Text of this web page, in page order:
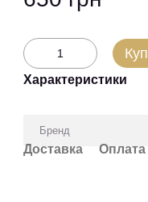
Характеристики
Бренд
Доставка Оплата